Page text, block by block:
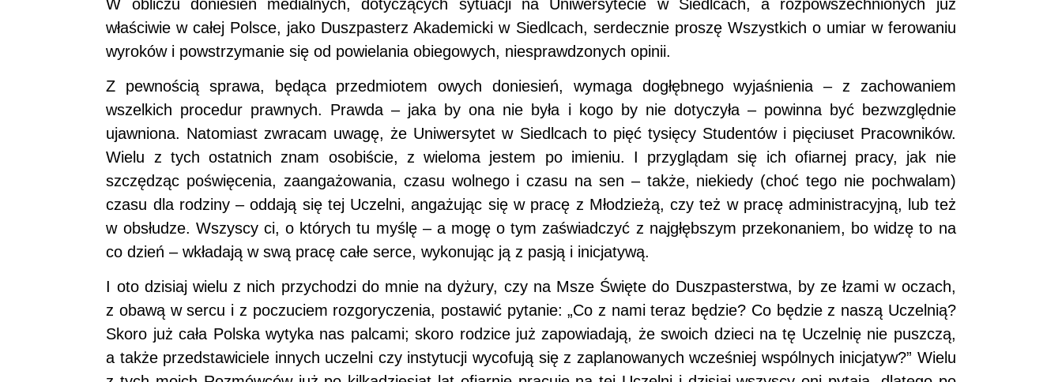
W obliczu doniesień medialnych, dotyczących sytuacji na Uniwersytecie w Siedlcach, a rozpowszechnionych już
właściwie w całej Polsce, jako Duszpasterz Akademicki w Siedlcach, serdecznie proszę Wszystkich o umiar w ferowaniu
wyroków i powstrzymanie się od powielania obiegowych, niesprawdzonych opinii.
Z pewnością sprawa, będąca przedmiotem owych doniesień, wymaga dogłębnego wyjaśnienia – z zachowaniem
wszelkich procedur prawnych. Prawda – jaka by ona nie była i kogo by nie dotyczyła – powinna być bezwzględnie
ujawniona. Natomiast zwracam uwagę, że Uniwersytet w Siedlcach to pięć tysięcy Studentów i pięciuset Pracowników.
Wielu z tych ostatnich znam osobiście, z wieloma jestem po imieniu. I przyglądam się ich ofiarnej pracy, jak nie
szczędząc poświęcenia, zaangażowania, czasu wolnego i czasu na sen – także, niekiedy (choć tego nie pochwalam)
czasu dla rodziny – oddają się tej Uczelni, angażując się w pracę z Młodzieżą, czy też w pracę administracyjną, lub też
w obsłudze. Wszyscy ci, o których tu myślę – a mogę o tym zaświadczyć z najgłębszym przekonaniem, bo widzę to na
co dzień – wkładają w swą pracę całe serce, wykonując ją z pasją i inicjatywą.
I oto dzisiaj wielu z nich przychodzi do mnie na dyżury, czy na Msze Święte do Duszpasterstwa, by ze łzami w oczach,
z obawą w sercu i z poczuciem rozgoryczenia, postawić pytanie: „Co z nami teraz będzie? Co będzie z naszą Uczelnią?
Skoro już cała Polska wytyka nas palcami; skoro rodzice już zapowiadają, że swoich dzieci na tę Uczelnię nie puszczą,
a także przedstawiciele innych uczelni czy instytucji wycofują się z zaplanowanych wcześniej wspólnych inicjatyw?” Wielu